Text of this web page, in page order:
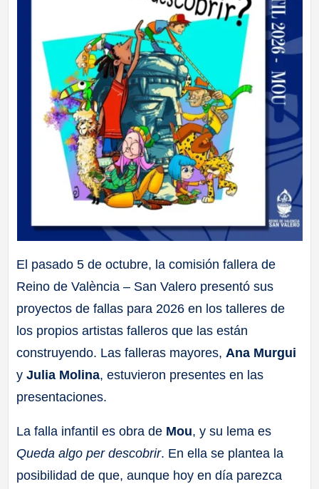
El pasado 5 de octubre, la comisión fallera de
Reino de València – San Valero presentó sus
proyectos de fallas para 2026 en los talleres de
los propios artistas falleros que las están
construyendo. Las falleras mayores, Ana Murgui
yJulia Molina, estuvieron presentes en las
presentaciones.
La falla infantil es obra de Mou, y su lema es
Queda algo per descobrir. En ella se plantea la
posibilidad de que, aunque hoy en día parezca